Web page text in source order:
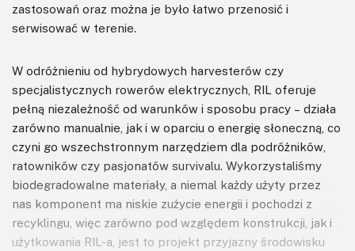
zastosowań oraz można je było łatwo przenosić i
serwisować w terenie.
W odróżnieniu od hybrydowych harvesterów czy
specjalistycznych rowerów elektrycznych, RIL oferuje
pełną niezależność od warunków i sposobu pracy – działa
zarówno manualnie, jak i w oparciu o energię słoneczną, co
czyni go wszechstronnym narzędziem dla podróżników,
ratowników czy pasjonatów survivalu. Wykorzystaliśmy
biodegradowalne materiały, a niemal każdy użyty przez
nas komponent ma niskie zużycie energii i pochodzi z
recyklingu, więc zarówno pod względem konstrukcji, jak i
użytkowania RIL-a, jest to projekt przyjazny środowisku